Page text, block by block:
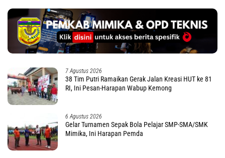
7 Agustus 2026
38 Tim Putri Ramaikan Gerak Jalan Kreasi HUT ke 81
RI, Ini Pesan-Harapan Wabup Kemong
6 Agustus 2026
Gelar Turnamen Sepak Bola Pelajar SMP-SMA/SMK
Mimika, Ini Harapan Pemda